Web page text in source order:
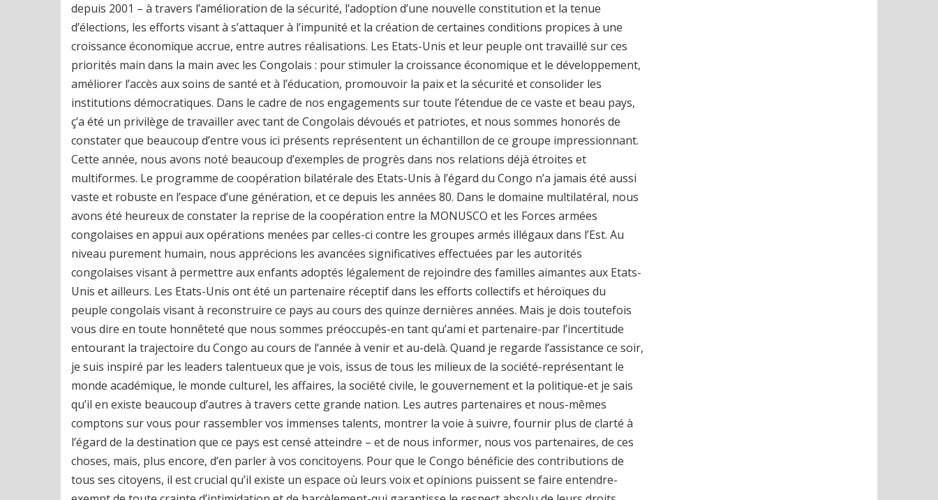
depuis 2001 – à travers l’amélioration de la sécurité, l’adoption d’une nouvelle constitution et la tenue
d’élections, les efforts visant à s’attaquer à l’impunité et la création de certaines conditions propices à une
croissance économique accrue, entre autres réalisations. Les Etats-Unis et leur peuple ont travaillé sur ces
priorités main dans la main avec les Congolais : pour stimuler la croissance économique et le développement,
améliorer l’accès aux soins de santé et à l’éducation, promouvoir la paix et la sécurité et consolider les
institutions démocratiques. Dans le cadre de nos engagements sur toute l’étendue de ce vaste et beau pays,
ç’a été un privilège de travailler avec tant de Congolais dévoués et patriotes, et nous sommes honorés de
constater que beaucoup d’entre vous ici présents représentent un échantillon de ce groupe impressionnant.
Cette année, nous avons noté beaucoup d’exemples de progrès dans nos relations déjà étroites et
multiformes. Le programme de coopération bilatérale des Etats-Unis à l’égard du Congo n’a jamais été aussi
vaste et robuste en l’espace d’une génération, et ce depuis les années 80. Dans le domaine multilatéral, nous
avons été heureux de constater la reprise de la coopération entre la MONUSCO et les Forces armées
congolaises en appui aux opérations menées par celles-ci contre les groupes armés illégaux dans l’Est. Au
niveau purement humain, nous apprécions les avancées significatives effectuées par les autorités
congolaises visant à permettre aux enfants adoptés légalement de rejoindre des familles aimantes aux Etats-
Unis et ailleurs. Les Etats-Unis ont été un partenaire réceptif dans les efforts collectifs et héroïques du
peuple congolais visant à reconstruire ce pays au cours des quinze dernières années. Mais je dois toutefois
vous dire en toute honnêteté que nous sommes préoccupés-en tant qu’ami et partenaire-par l’incertitude
entourant la trajectoire du Congo au cours de l’année à venir et au-delà. Quand je regarde l’assistance ce soir,
je suis inspiré par les leaders talentueux que je vois, issus de tous les milieux de la société-représentant le
monde académique, le monde culturel, les affaires, la société civile, le gouvernement et la politique-et je sais
qu’il en existe beaucoup d’autres à travers cette grande nation. Les autres partenaires et nous-mêmes
comptons sur vous pour rassembler vos immenses talents, montrer la voie à suivre, fournir plus de clarté à
l’égard de la destination que ce pays est censé atteindre – et de nous informer, nous vos partenaires, de ces
choses, mais, plus encore, d’en parler à vos concitoyens. Pour que le Congo bénéficie des contributions de
tous ses citoyens, il est crucial qu’il existe un espace où leurs voix et opinions puissent se faire entendre-